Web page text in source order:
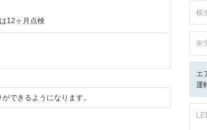
12ヶ月点検
できるようになります。
横
衝
エ
運